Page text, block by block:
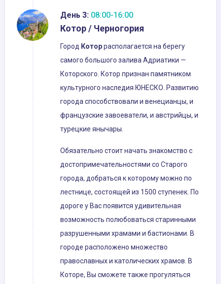
День 3: 08:00-16:00
Котор / Черногория
Город Которрасполагается на берегу
самого большого залива Адриатики —
Которского. Котор признан памятником
культурного наследия ЮНЕСКО. Развитию
города способствовали и венецианцы, и
французские завоеватели, и австрийцы, и
турецкие янычары.
Обязательно стоит начать знакомство с
достопримечательностями со Старого
города, добраться к которому можно по
лестнице, состоящей из 1500 ступенек. По
дороге у Вас появится удивительная
возможность полюбоваться старинными
разрушенными храмами и бастионами. В
городе расположено множество
православных и католических храмов. В
Которе, Вы сможете также прогуляться